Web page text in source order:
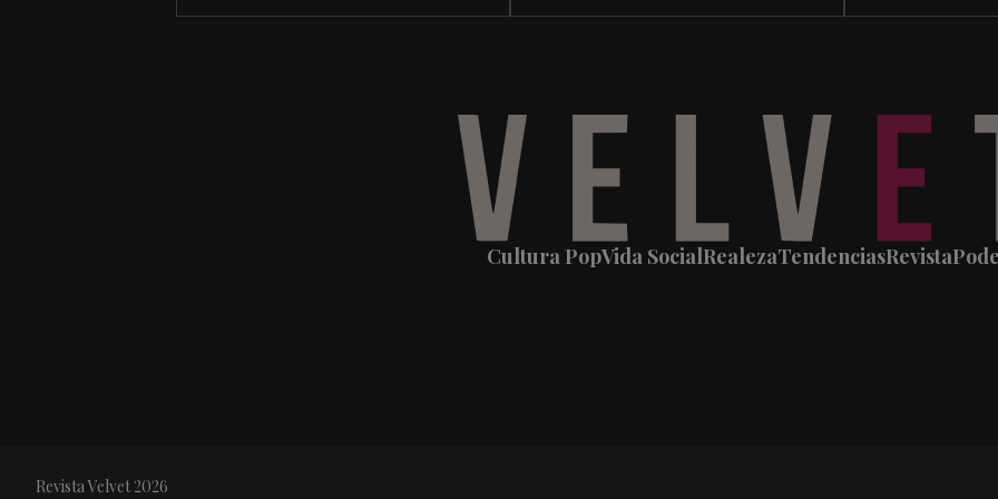
Cultura PopVida SocialRealezaTendenciasRevista
Revista Velvet 2026